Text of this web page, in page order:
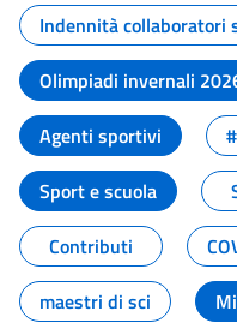
Indennità collaboratori
Olimpiadi invernali
Agenti sportivi
Sport e scuola
Contributi
maestri di sci